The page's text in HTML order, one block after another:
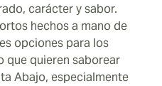
carácter y sabor.
hechos a mano de
opciones para los
que quieren saborear
Abajo, especialmente